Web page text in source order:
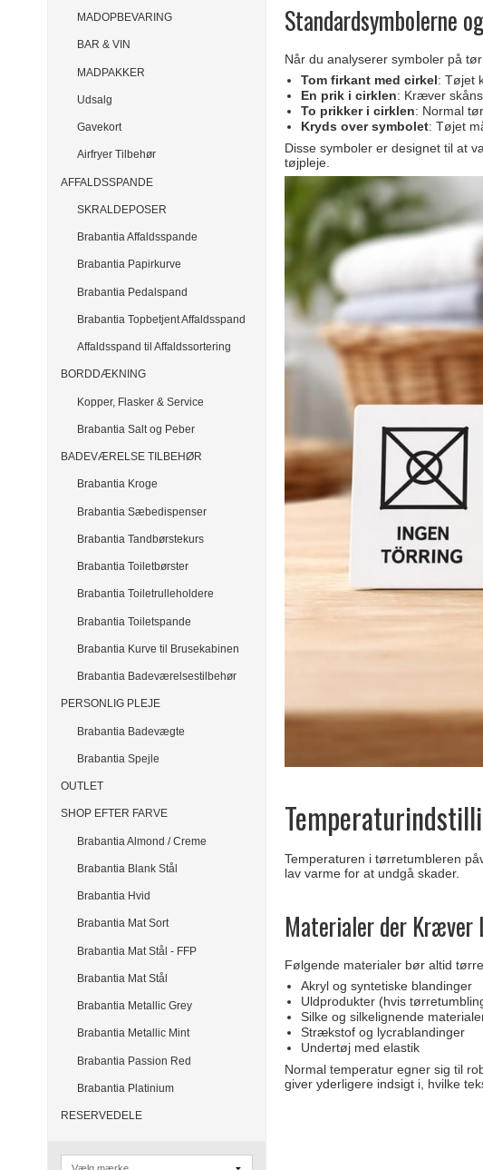
MADOPBEVARING
BAR & VIN
MADPAKKER
Udsalg
Gavekort
Airfryer Tilbehør
AFFALDSSPANDE
SKRALDEPOSER
Brabantia Affaldsspande
Brabantia Papirkurve
Brabantia Pedalspand
Brabantia Topbetjent Affaldsspand
Affaldsspand til Affaldssortering
BORDDÆKNING
Kopper, Flasker & Service
Brabantia Salt og Peber
BADEVÆRELSE TILBEHØR
Brabantia Kroge
Brabantia Sæbedispenser
Brabantia Tandbørstekurs
Brabantia Toiletbørster
Brabantia Toiletrulleholdere
Brabantia Toiletspande
Brabantia Kurve til Brusekabinen
Brabantia Badeværelsestilbehør
PERSONLIG PLEJE
Brabantia Badevægte
Brabantia Spejle
OUTLET
SHOP EFTER FARVE
Brabantia Almond / Creme
Brabantia Blank Stål
Brabantia Hvid
Brabantia Mat Sort
Brabantia Mat Stål - FFP
Brabantia Mat Stål
Brabantia Metallic Grey
Brabantia Metallic Mint
Brabantia Passion Red
Brabantia Platinium
RESERVEDELE
Standardsymbolerne
Når du analyserer symboler på
Tom firkant med cirkel: Tøjet
En prik i cirklen: Kræver
To prikker i cirklen: Normal
Kryds over symbolet: Tøjet
Disse symboler er designet til at
tøjpleje.
Temperaturen i tørretumbleren
lav varme for at undgå skader.
Materialer der Kræver
Følgende materialer bør altid
Akryl og syntetiske blandinger
Uldprodukter (hvis
Silke og silkelignende
Strækstof og lycrablandinger
Undertøj med elastik
Normal temperatur egner sig til
giver yderligere indsigt i, hvilke